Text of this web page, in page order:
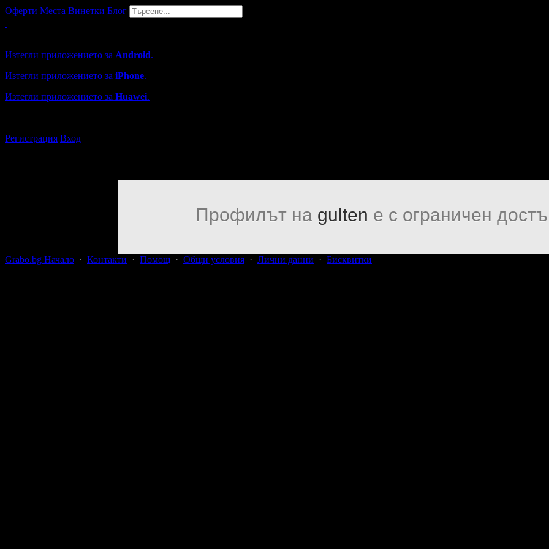
Оферти Места Винетки Блог
Изтегли приложението за Android.
Изтегли приложението за iPhone.
Изтегли приложението за Huawei.
Регистрация Вход
Профилът на gulten е с ограничен
Grabo.bg Начало · Контакти · Помощ · Общи условия · Лични данни · Бисквитки